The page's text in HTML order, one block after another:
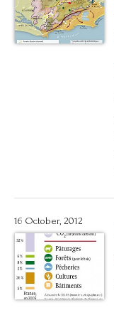
16 October, 2012